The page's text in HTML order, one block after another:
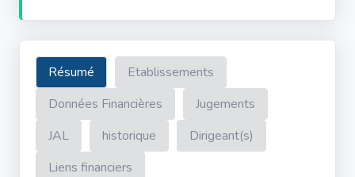
Résumé
Etablissements
Données Financières
Jugements
JAL
historique
Dirigeant(s)
Liens financiers